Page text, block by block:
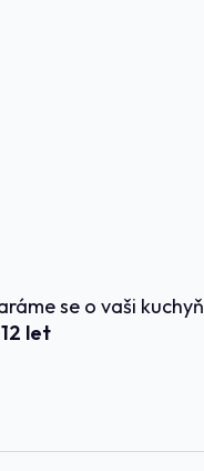
se o vaši kuchyň
let